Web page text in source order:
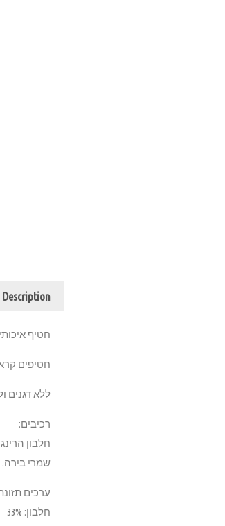
Description
חטיף
חטיפים
ללא דגנים
רכיבים:
שמרי בירה.
ערכים
חלבון: 33%